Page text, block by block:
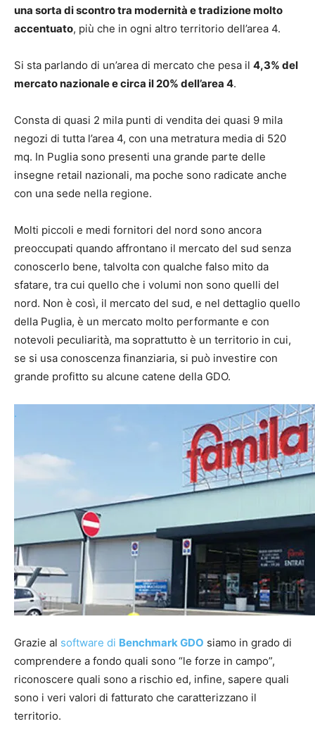
una sorta di scontro tra modernità e tradizione molto
accentuato, più che in ogni altro territorio dell’area 4.
Si sta parlando di un’area di mercato che pesa il 4,3% del
mercato nazionale e circa il 20% dell’area 4.
Consta di quasi 2 mila punti di vendita dei quasi 9 mila
negozi di tutta l’area 4, con una metratura media di 520
mq. In Puglia sono presenti una grande parte delle
insegne retail nazionali, ma poche sono radicate anche
con una sede nella regione.
Molti piccoli e medi fornitori del nord sono ancora
preoccupati quando affrontano il mercato del sud senza
conoscerlo bene, talvolta con qualche falso mito da
sfatare, tra cui quello che i volumi non sono quelli del
nord. Non è così, il mercato del sud, e nel dettaglio quello
della Puglia, è un mercato molto performante e con
notevoli peculiarità, ma soprattutto è un territorio in cui,
se si usa conoscenza finanziaria, si può investire con
grande profitto su alcune catene della GDO.
.
Grazie al software di Benchmark GDO siamo in grado di
comprendere a fondo quali sono “le forze in campo”,
riconoscere quali sono a rischio ed, infine, sapere quali
sono i veri valori di fatturato che caratterizzano il
territorio.